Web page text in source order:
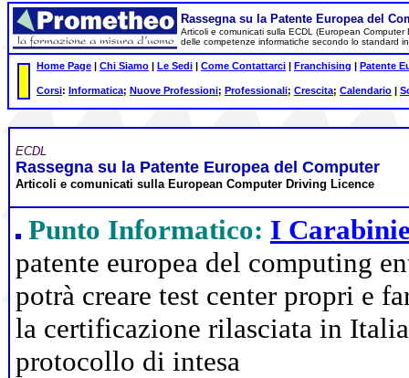
Rassegna su la Patente Europea del
Articoli e comunicati sulla ECDL (European
delle competenze informatiche secondo lo standard
Home Page | Chi Siamo | Le Sedi | Come Contattarci | Franchising | Patente
Corsi: Informatica; Nuove Professioni; Professionali; Crescita; Calendario |
ECDL
Rassegna su la Patente Europea del Computer
Articoli e comunicati sull a European Computer Driving Licence
Punto Informatico: I
patente europea del computing
potrà creare test center propri e
la certificazione rilasciata in
protocollo di intesa